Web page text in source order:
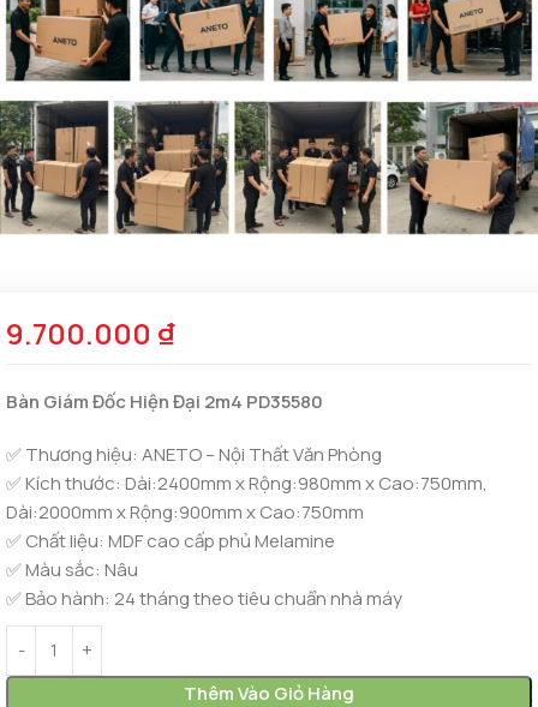
9.700.000 ₫
Bàn Giám Đốc Hiện Đại 2m4 PD35580
✅ Thương hiệu: ANETO – Nội Thất Văn Phòng
✅ Kích thước: Dài:2400mm x Rộng:980mm x Cao:750mm,
Dài:2000mm x Rộng:900mm x Cao:750mm
✅ Chất liệu: MDF cao cấp phủ Melamine
✅ Màu sắc: Nâu
✅ Bảo hành: 24 tháng theo tiêu chuẩn nhà máy
Thêm Vào Giỏ Hàng